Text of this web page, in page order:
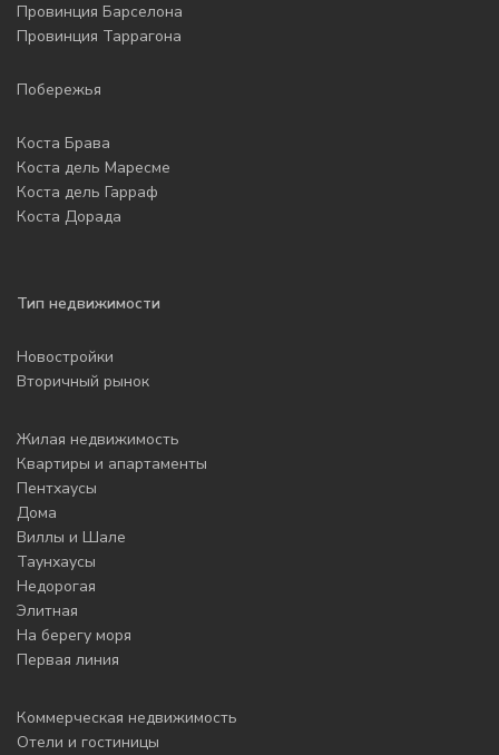
Провинция Барселона
Провинция Таррагона
Побережья
Коста Брава
Коста дель Маресме
Коста дель Гарраф
Коста Дорада
Тип недвижимости
Новостройки
Вторичный рынок
Жилая недвижимость
Квартиры и апартаменты
Пентхаусы
Дома
Виллы и Шале
Таунхаусы
Недорогая
Элитная
На берегу моря
Первая линия
Коммерческая недвижимость
Отели и гостиницы